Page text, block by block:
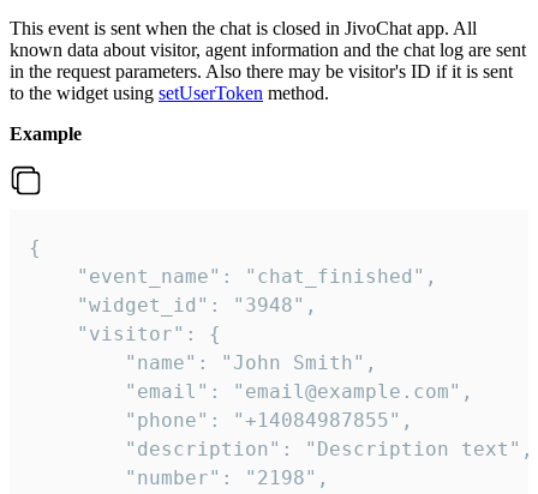
This event is sent when the chat is closed in JivoChat app. All
known data about visitor, agent information and the chat log are sent
in the request parameters. Also there may be visitor's ID if it is sent
to the widget using setUserToken method.
Example
{
    "event_name": "chat_finished",
    "widget_id": "3948",
    "visitor": {
        "name": "John Smith",
        "email": "email@example.com",
        "phone": "+14084987855",
        "description": "Description text",
        "number": "2198",